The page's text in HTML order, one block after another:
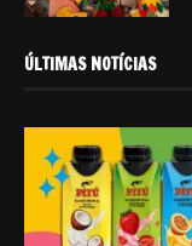
ÚLTIMAS NOTÍCIAS